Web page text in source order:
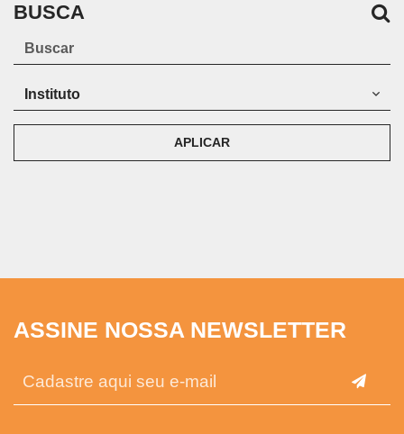
BUSCA
APLICAR
ASSINE NOSSA NEWSLETTER